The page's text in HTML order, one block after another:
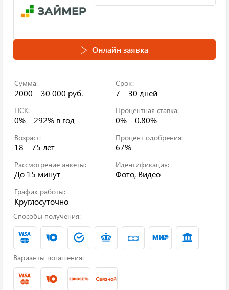
Онлайн заявка
Сумма:
2000 – 30 000 руб.
Срок:
7 – 30 дней
ПСК:
0% – 292% в год
Процентная ставка:
0% – 0.80%
Возраст:
18 – 75 лет
Процент одобрения:
67%
Рассмотрение анкеты:
До 15 минут
Идентификация:
Фото, Видео
График работы:
Круглосуточно
Способы получения:
Варианты погашения: